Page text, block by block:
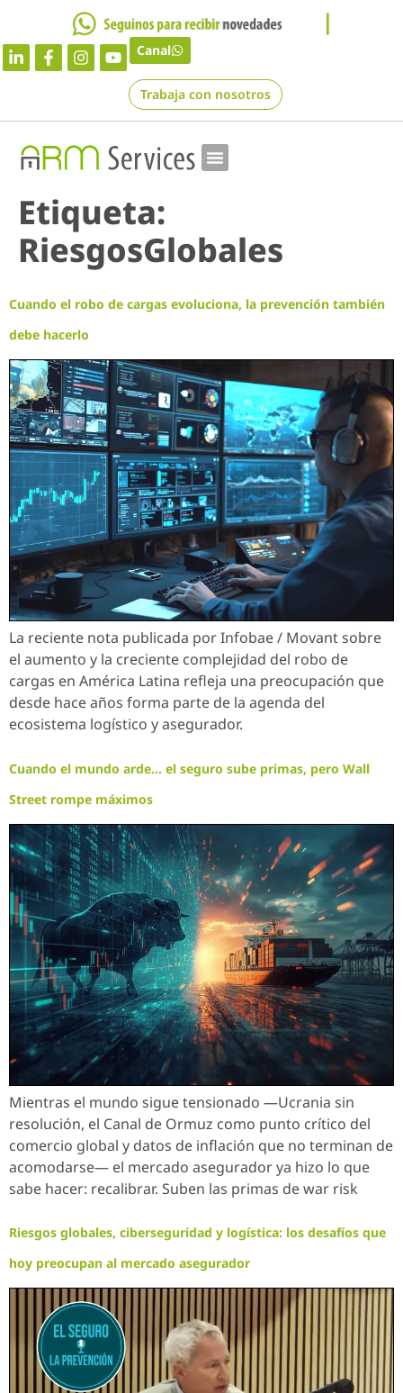
Canal
Trabaja con nosotros
Etiqueta:
RiesgosGlobales
Cuando el robo de cargas evoluciona, la prevención también
debe hacerlo
La reciente nota publicada por Infobae / Movant sobre
el aumento y la creciente complejidad del robo de
cargas en América Latina refleja una preocupación que
desde hace años forma parte de la agenda del
ecosistema logístico y asegurador.
Cuando el mundo arde… el seguro sube primas, pero Wall
Street rompe máximos
Mientras el mundo sigue tensionado —Ucrania sin
resolución, el Canal de Ormuz como punto crítico del
comercio global y datos de inflación que no terminan de
acomodarse— el mercado asegurador ya hizo lo que
sabe hacer: recalibrar. Suben las primas de war risk
Riesgos globales, ciberseguridad y logística: los desafíos que
hoy preocupan al mercado asegurador